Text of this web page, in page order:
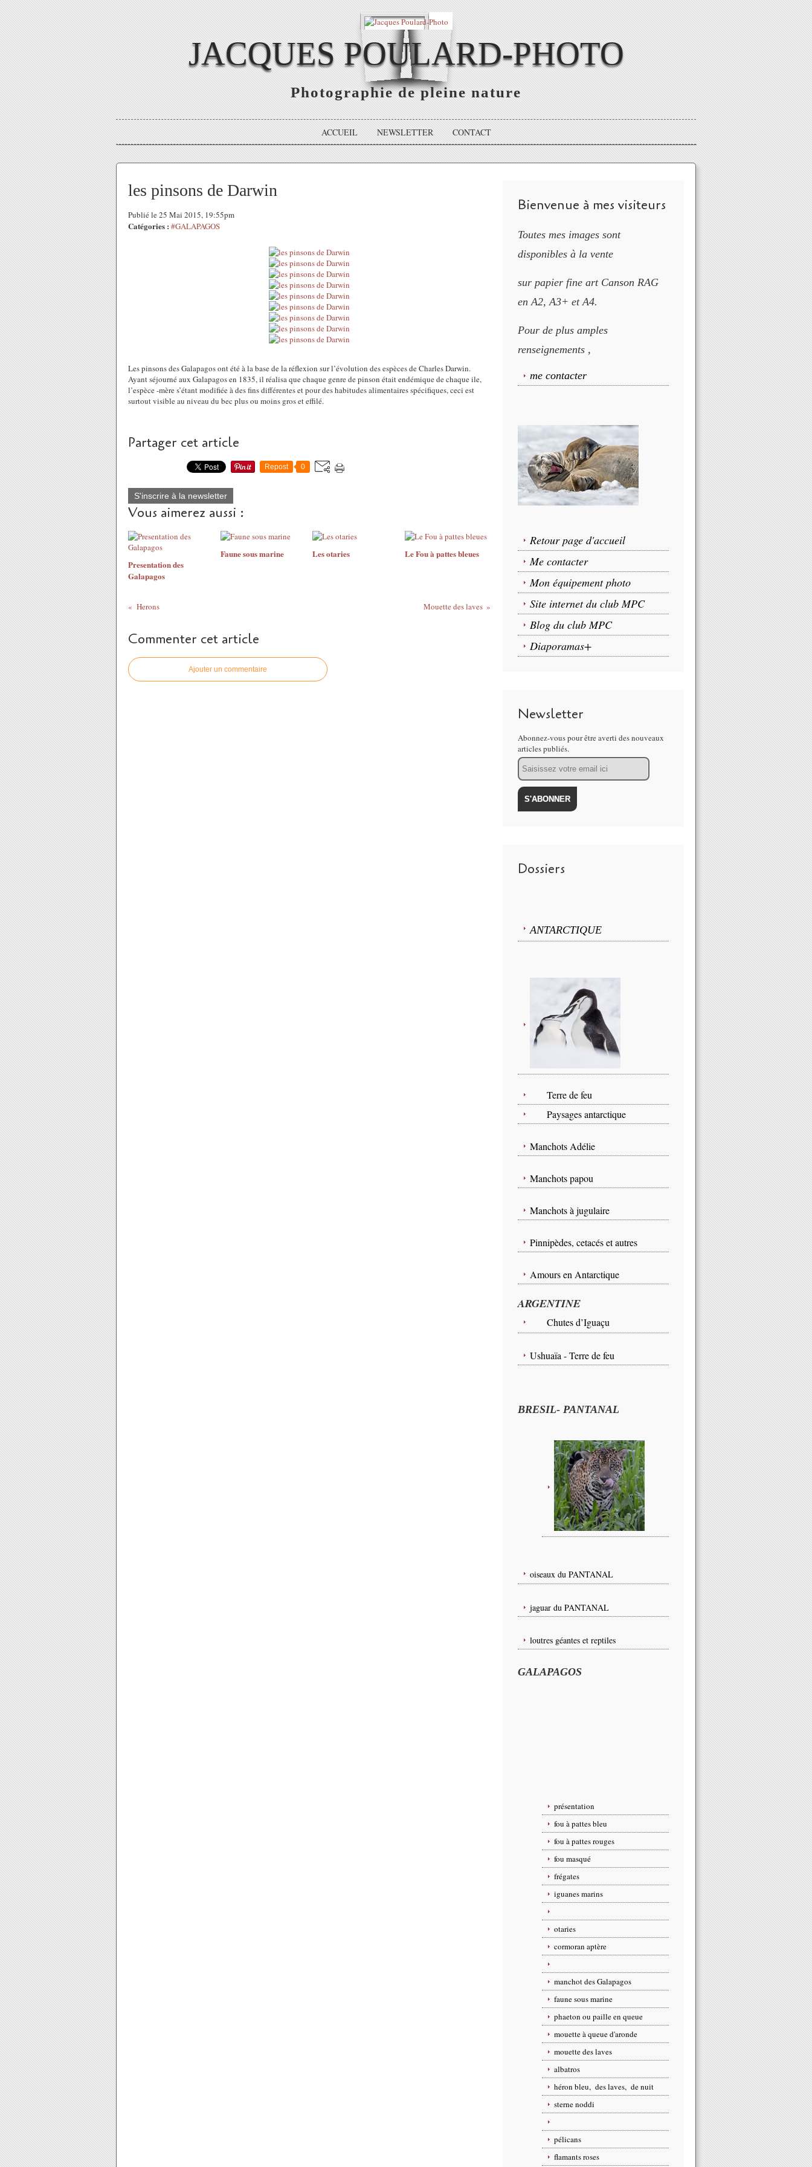
JACQUES POULARD-PHOTO
Photographie de pleine nature
ACCUEIL NEWSLETTER CONTACT
les pinsons de Darwin
Publié le 25 Mai 2015, 19:55pm
Catégories : #GALAPAGOS
Les pinsons des Galapagos ont été à la base de la réflexion sur l’évolution des espèces de Charles Darwin.
Ayant séjourné aux Galapagos en 1835, il réalisa que chaque genre de pinson était endémique de chaque ile,
l’espèce -mère s’étant modifiée à des fins différentes et pour des habitudes alimentaires spécifiques, ceci est
surtout visible au niveau du bec plus ou moins gros et effilé.
Partager cet article
Repost 0
S'inscrire à la newsletter
Vous aimerez aussi :
Presentation des
Galapagos
Faune sous marine Les otaries Le Fou à pattes bleues
Herons Mouette des laves
Commenter cet article
Ajouter un commentaire
Bienvenue à mes visiteurs
Toutes mes images sont
disponibles à la vente
sur papier fine art Canson RAG
en A2, A3+ et A4.
Pour de plus amples
renseignements ,
me contacter
Retour page d'accueil
Me contacter
Mon équipement photo
Site internet du club MPC
Blog du club MPC
Diaporamas+
Newsletter
Abonnez-vous pour être averti des nouveaux
articles publiés.
Email
Dossiers
ANTARCTIQUE
Terre de feu
Paysages antarctique
Manchots Adélie
Manchots papou
Manchots à jugulaire
Pinnipèdes, cetacés et autres
Amours en Antarctique
ARGENTINE
Chutes d’Iguaçu
Ushuaïa - Terre de feu
BRESIL- PANTANAL
oiseaux du PANTANAL
jaguar du PANTANAL
loutres géantes et reptiles
GALAPAGOS
présentation
fou à pattes bleu
fou à pattes rouges
fou masqué
frégates
iguanes marins
otaries
cormoran aptère
manchot des Galapagos
faune sous marine
phaeton ou paille en queue
mouette à queue d'aronde
mouette des laves
albatros
héron bleu, des laves, de nuit
sterne noddi
pélicans
flamants roses